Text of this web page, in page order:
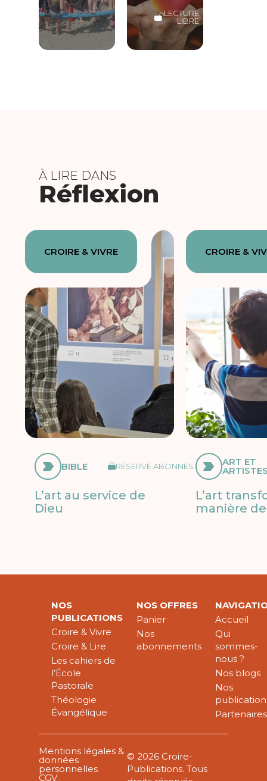
LECTURE
LIBRE
À LIRE DANS
Réflexion
CROIRE & VIVRE
BIBLE RÉSERVÉ ABONNÉS
L’art au service de
Dieu
CROIRE &
ART ET
L’art
manière
NOS
PUBLICATIONS
Croire & Vivre
Croire & Lire
Les cahiers de
l’École
Pastorale
Théologie
Évangélique
NOS OFFRES
Panier
Nos
abonnements
Accueil
Qui
sommes-
nous ?
Nos blogs
Nos
Partenaires
Mentions légales &
données
personnelles
CGV
© 2026 Croire-
Publications. Tous